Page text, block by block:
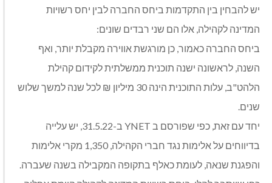
יש להבחין בין התקדמות ביחס החברה לבין יחס רשויות
המדינה לקהילה, אלו הם שני רבדים שונים:
ביחס החברה כאמור, כן מורגשת אווירה מקבלת יותר, ואף
השנה, לראשונה ישנה תוכנית ממשלתית לקידום קהילת
הלהט"ב, עלות התוכנית הינה 30 מיליון ₪ לכל שנה למשך שלוש
שנים.
יחד עם זאת, כפי שפורסם ב YNET ב-31.5.22, יש עלייה
בדיווחים על אלימות נגד חברי הקהילה, 1,350 מקרי אלימות
והפגנת שנאה, לעומת כאלף בתקופה המקבילה בשנה שעברה.